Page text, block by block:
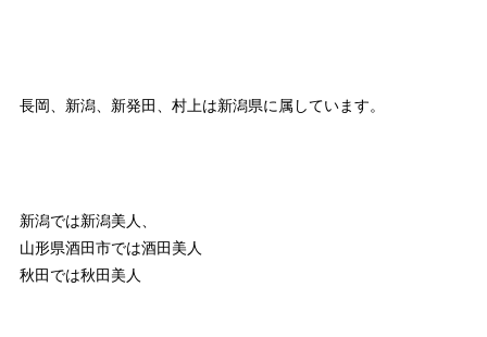
長岡、新潟、新発田、村上は新潟県に属しています。
新潟では新潟美人、
山形県酒田市では酒田美人
秋田では秋田美人